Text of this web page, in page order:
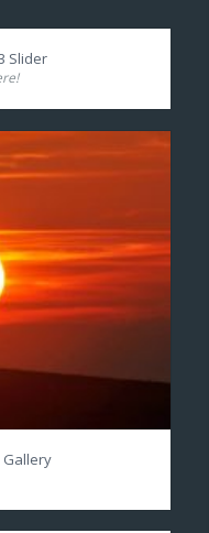
Slider
Gallery